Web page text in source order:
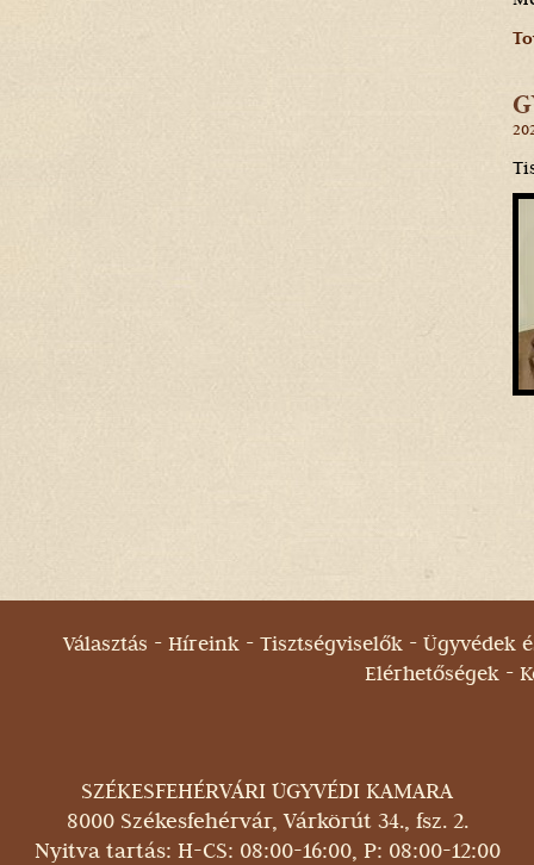
Választás Híreink Tisztségviselők
Ügyvédek
Elérhetőségek
SZÉKESFEHÉRVÁRI ÜGYVÉDI KAMARA
8000 Székesfehérvár, Várkörút 34., fsz. 2.
Nyitva tartás: H-CS: 08:00-16:00, P: 08:00-12:00